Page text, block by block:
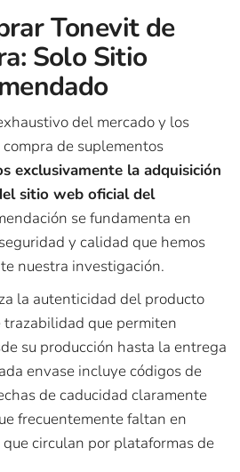
Tonevit de
Solo Sitio
del mercado y los
de suplementos
exclusivamente la adquisición
sitio web oficial del
se fundamenta en
y calidad que hemos
nuestra investigación.
la autenticidad del producto
que permiten
su producción hasta la entrega
envase incluye códigos de
de caducidad claramente
frecuentemente faltan en
circulan por plataformas de